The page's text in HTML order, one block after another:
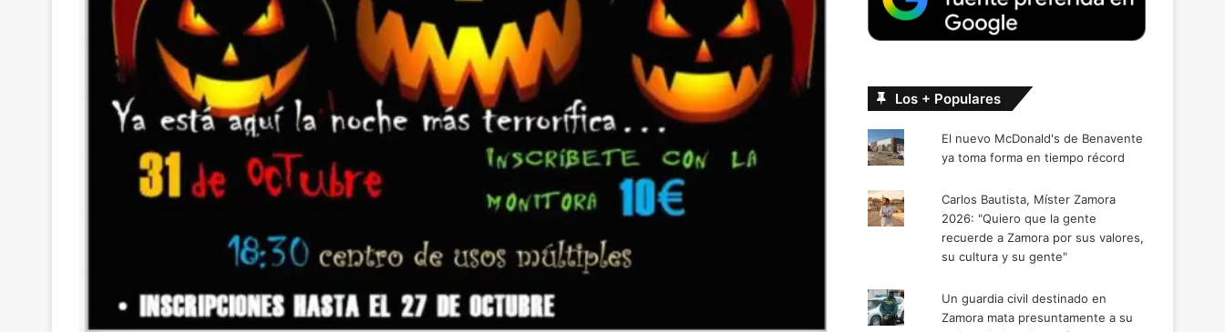
Los + Populares
El nuevo McDonald's de Benavente
ya toma forma en tiempo récord
Carlos Bautista, Míster Zamora
2026: "Quiero que la gente
recuerde a Zamora por sus valores,
su cultura y su gente"
Un guardia civil destinado en
Zamora mata presuntamente a su